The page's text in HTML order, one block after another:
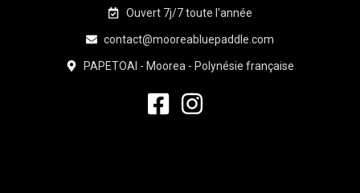
Ouvert 7j/7 toute l'année
contact@mooreabluepaddle.com
PAPETOAI - Moorea - Polynésie française